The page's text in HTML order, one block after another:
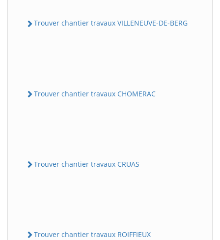
Trouver chantier travaux VILLENEUVE-DE-BERG
Trouver chantier travaux CHOMERAC
Trouver chantier travaux CRUAS
Trouver chantier travaux ROIFFIEUX